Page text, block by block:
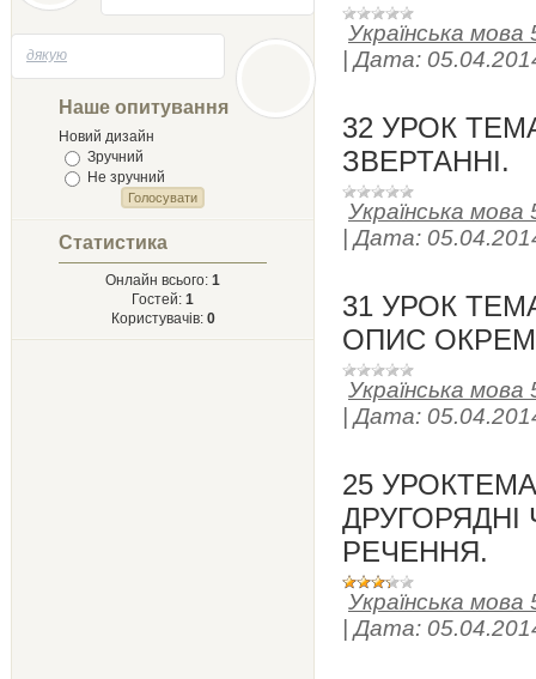
творик
напесать
Лыст
Твору Ырий
дякую
Наше опитування
Новий дизайн
Зручний
Не зручний
Статистика
Онлайн всього: 1
Гостей: 1
Користувачів: 0
Українська мова
|Дата:
32 УРОК
ЗВЕРТАННІ.
Українська мова
|Дата:
31 УРОК
ОПИС
Українська мова
|Дата:
25
РЕЧЕННЯ.
Українська мова
|Дата: